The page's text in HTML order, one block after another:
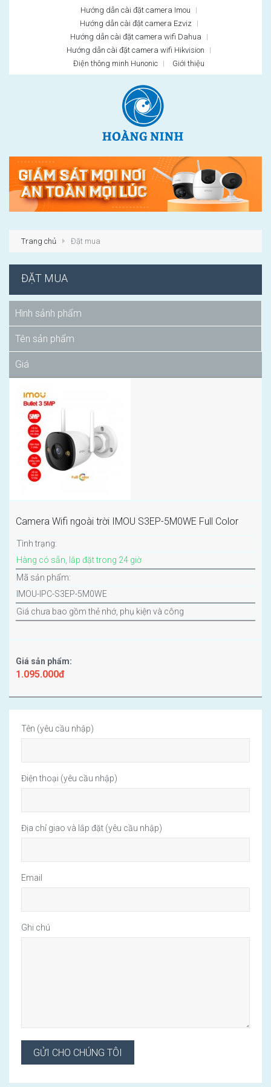
Hướng dẫn cài đặt camera Imou
Hướng dẫn cài đặt camera Ezviz
Hướng dẫn cài đặt camera wifi Dahua
Hướng dẫn cài đặt camera wifi Hikvision
Điện thông minh Hunonic
Giới thiệu
Trang chủ Đặt mua
ĐẶT MUA
Hình sảnh phẩm
Tên sản phẩm
Giá
Camera Wifi ngoài trời IMOU S3EP-5M0WE Full Color
Tình trạng:
Hàng có sẵn, lắp đặt trong 24 giờ
Mã sản phẩm:
IMOU-IPC-S3EP-5M0WE
Giá chưa bao gồm thẻ nhớ, phụ kiện và công
Giá sản phẩm:
1.095.000đ
Tên (yêu cầu nhập)
Điện thoại (yêu cầu nhập)
Địa chỉ giao và lắp đặt (yêu cầu nhập)
Email
Ghi chú